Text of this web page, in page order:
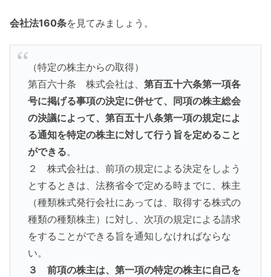
会社法160条を見てみましょう。
（特定の株主からの取得）
第百六十条 株式会社は、 第百五十六条第一項各
号に掲げる事項の決定に併せて、同項の株主総会
の決議によって、第百五十八条第一項の規定によ
る通知を特定の株主に対して行う旨を定めること
ができる。
２ 株式会社は、前項の規定による決定をしよう
とするときは、法務省令で定める時までに、株主
（種類株式発行会社にあっては、取得する株式の
種類の種類株主）に対し、次項の規定による請求
をすることができる旨を通知しなければならな
い。
３ 前項の株主は、第一項の特定の株主に自己を